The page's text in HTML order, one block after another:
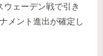
ウェーデン戦で引き
メント進出が確定し